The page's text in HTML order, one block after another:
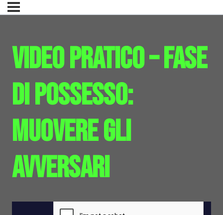
Video pratico – Fase
di possesso:
muovere gli
avversari